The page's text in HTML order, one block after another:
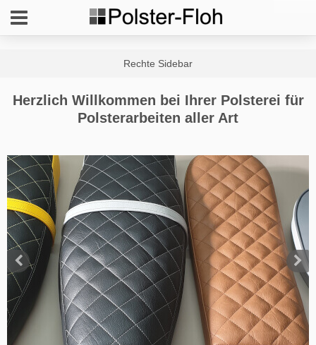
Herzlich Willkommen bei Ihrer Polsterei für
Polsterarbeiten aller Art